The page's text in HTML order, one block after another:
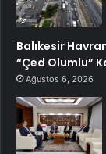
Balıkesir
“Çed Olumlu”
Ağustos 6, 2026